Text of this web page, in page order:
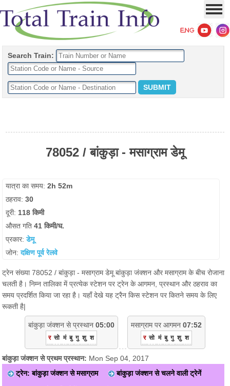
Search Train:
78052 / बांकुड़ा - मसाग्राम डेमू
यात्रा का समय:2h 52m
ठहराव:30
दूरी: 118 किमी
औसत गति41 किमी/घ.
प्रकार:डेमू
जोन:दक्षिण पूर्व रेलवे
ट्रेन संख्या 78052 / बांकुड़ा - मसाग्राम डेमू बांकुड़ा जंक्शन और मसाग्राम के बीच रोजाना
चलती है। निम्न तालिका में प्रत्येक स्टेशन पर ट्रेन के आगमन, प्रस्थान और ठहराव का
समय प्रदर्शित किया जा रहा है। यहाँ देखे यह ट्रैन किस स्टेशन पर कितने समय के लिए
रूकती है|
बांकुड़ा जंक्शन से प्रस्थान 05:00
र सो मं बु गु शु श
मसाग्राम पर आगमन 07:52
र सो मं बु गु शु श
बांकुड़ा जंक्शन से प्रथम प्रस्थान: Mon Sep 04, 2017
ट्रेन: बांकुड़ा जंक्शन से मसाग्राम
बांकुड़ा जंक्शन से चलने वाली ट्रेनें